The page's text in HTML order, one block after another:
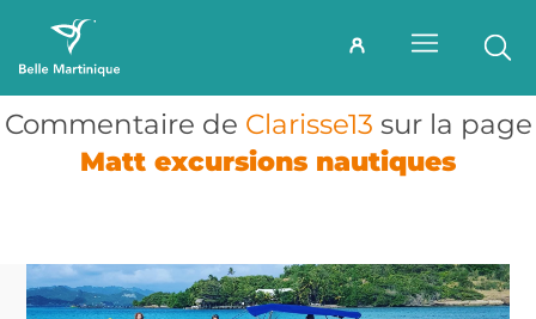
Commentaire de Clarisse13 sur la page
Matt excursions nautiques